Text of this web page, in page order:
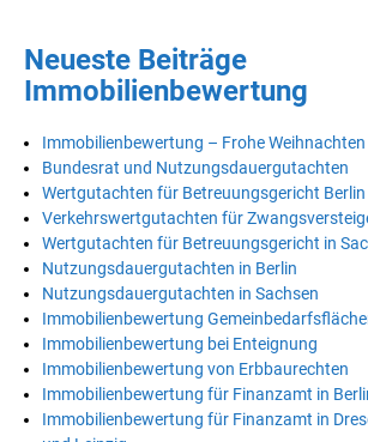
Neueste Beiträge
Immobilienbewertung
Immobilienbewertung – Frohe
Bundesrat und Nutzungsdauergutachten
Wertgutachten für Betreuungsgericht Berlin
Verkehrswertgutachten für
Wertgutachten für Betreuungsgericht in
Nutzungsdauergutachten in Berlin
Nutzungsdauergutachten in Sachsen
Immobilienbewertung
Immobilienbewertung bei Enteignung
Immobilienbewertung von Erbbaurechten
Immobilienbewertung für Finanzamt in
Immobilienbewertung für Finanzamt in